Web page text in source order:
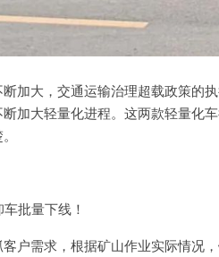
加大，交通运输治理超载政策的
加大轻量化进程。这两款轻量化
批量下线！
户需求，根据矿山作业实际情况